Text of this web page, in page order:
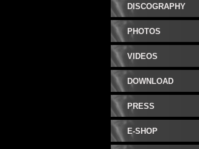
DISCOGRAPHY
PHOTOS
VIDEOS
DOWNLOAD
PRESS
E-SHOP